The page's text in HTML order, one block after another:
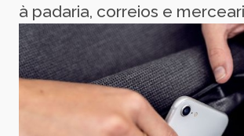
à padaria, correios e